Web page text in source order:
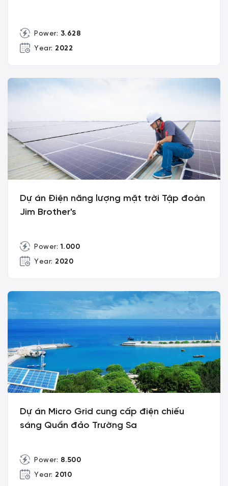
Power: 3.628
Year: 2022
Dự án Điện năng lượng mặt trời Tập đoàn
Jim Brother's
Power:1.000
Year: 2020
Dự án Micro Grid cung cấp điện chiếu
sáng Quần đảo Trường Sa
Power: 8.500
Year: 2010